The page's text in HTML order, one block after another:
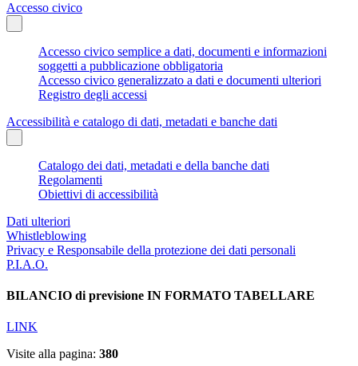
Accesso civico
Accesso civico semplice a dati, documenti e informazioni
soggetti a pubblicazione obbligatoria
Accesso civico generalizzato a dati e documenti ulteriori
Registro degli accessi
Accessibilità e catalogo di dati, metadati e banche dati
Catalogo dei dati, metadati e della banche dati
Regolamenti
Obiettivi di accessibilità
Dati ulteriori
Whistleblowing
Privacy e Responsabile della protezione dei dati personali
P.I.A.O.
BILANCIO di previsione IN FORMATO TABELLARE
LINK
Visite alla pagina: 380